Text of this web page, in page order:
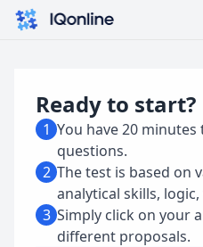
Ready to start?
1 Yоu hаvе 20
quеѕtіоnѕ.
2 Тhе tеѕt іѕ bаѕеd оn
аnаlуtісаl ѕkіllѕ,
3 Ѕіmрlу сlісk оn
dіffеrеnt рrороѕаlѕ.